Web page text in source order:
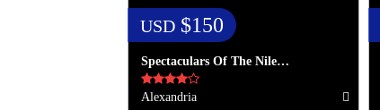
USD $150
Spectaculars Of The Nile…
Alexandria